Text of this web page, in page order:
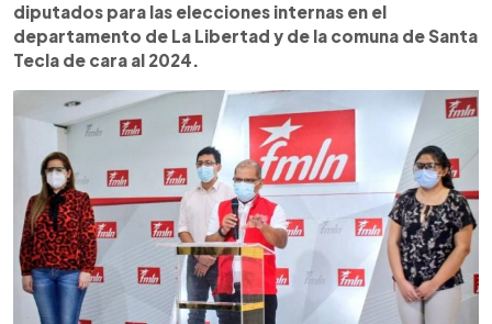
diputados para las elecciones internas en el
departamento de La Libertad y de la comuna de Santa
Tecla de cara al 2024.